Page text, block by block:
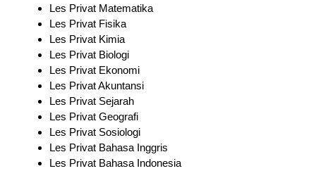
Les Privat Matematika
Les Privat Fisika
Les Privat Kimia
Les Privat Biologi
Les Privat Ekonomi
Les Privat Akuntansi
Les Privat Sejarah
Les Privat Geografi
Les Privat Sosiologi
Les Privat Bahasa Inggris
Les Privat Bahasa Indonesia